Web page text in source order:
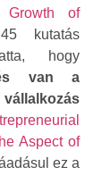
Growth of
kutatás
hogy
van a
Aspect of
ez a